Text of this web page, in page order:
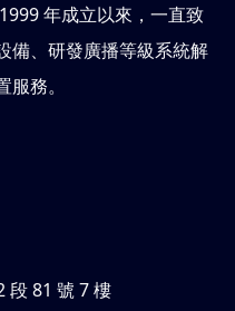
年成立以來，一直致
備、研發廣播等級系統解
務。
段 81 號 7 樓